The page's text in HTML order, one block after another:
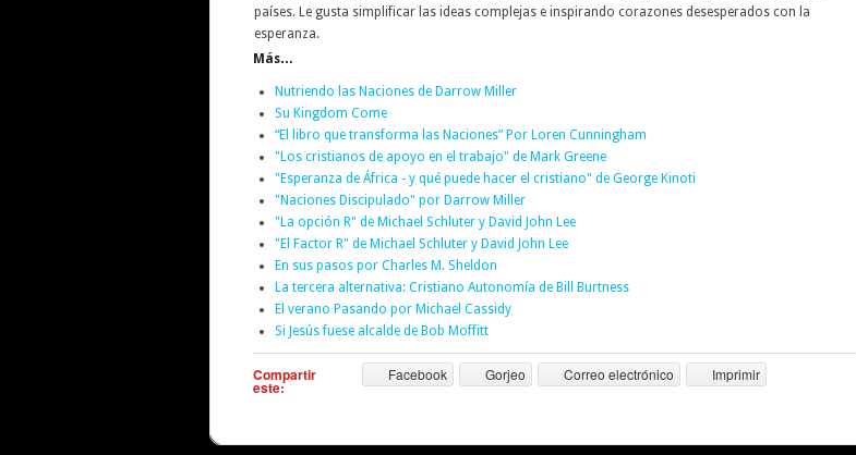
países. Le gusta simplificar las ideas complejas e inspirando corazones desesperados con la
esperanza.
Más…
Nutriendo las Naciones de Darrow Miller
Su Kingdom Come
“El libro que transforma las Naciones” Por Loren Cunningham
"Los cristianos de apoyo en el trabajo" de Mark Greene
"Esperanza de África - y qué puede hacer el cristiano" de George Kinoti
"Naciones Discipulado" por Darrow Miller
"La opción R" de Michael Schluter y David John Lee
"El Factor R" de Michael Schluter y David John Lee
En sus pasos por Charles M. Sheldon
La tercera alternativa: Cristiano Autonomía de Bill Burtness
El verano Pasando por Michael Cassidy
Si Jesús fuese alcalde de Bob Moffitt
Compartir
este:
Facebook Gorjeo Correo electrónico Imprimir